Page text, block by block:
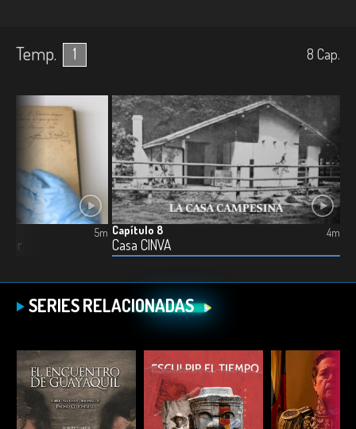
Temp. 1 8 Cap.
5m Capítulo 8
Casa CINVA
4m
SERIES RELACIONADAS